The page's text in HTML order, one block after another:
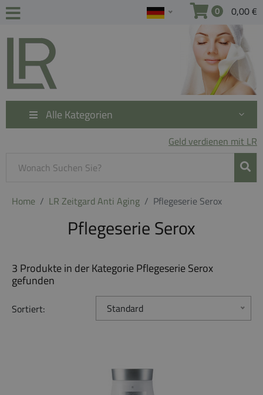
0 0,00 €
Alle Kategorien
Geld verdienen mit LR
Home LR Zeitgard Anti Aging Pflegeserie Serox
Pflegeserie Serox
3 Produkte in der Kategorie Pflegeserie Serox
gefunden
Sortiert: Standard